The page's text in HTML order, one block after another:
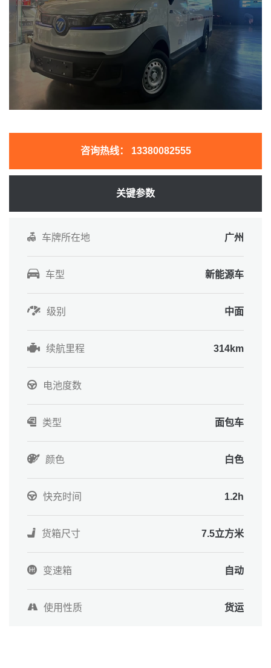
咨询热线： 13380082555
关键参数
车牌所在地 广州
车型 新能源车
级别 中面
续航里程 314km
电池度数
类型 面包车
颜色 白色
快充时间 1.2h
货箱尺寸 7.5立方米
变速箱 自动
使用性质 货运